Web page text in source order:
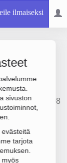
ilmaiseksi
sivuston
tarjota
myös
Oy
000 €, tulos 108
on
1978 ja
(OY).